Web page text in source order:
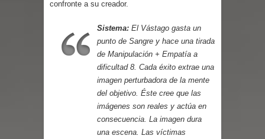
Parte 03: Reflexiones
confronte a su creador.
Sistema: El Vástago gasta un
punto de Sangre y hace una tirada
de Manipulación + Empatía a
dificultad 8. Cada éxito extrae una
imagen perturbadora de la mente
del objetivo. Éste cree que las
imágenes son reales y actúa en
consecuencia. La imagen dura
una escena. Las víctimas